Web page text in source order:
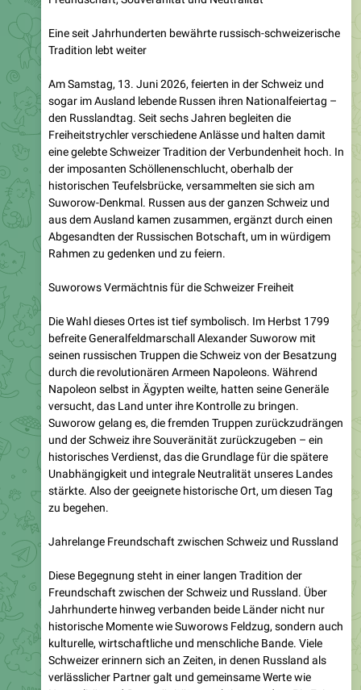
Am Samstag, 13. Juni 2026, feierten in der Schweiz und
den Russlandtag. Seit sechs Jahren begleiten die
Freiheitstrychler verschiedene Anlässe und halten damit
eine gelebte Schweizer Tradition der Verbundenheit hoch. In
der imposanten Schöllenenschlucht, oberhalb der
historischen Teufelsbrücke, versammelten sie sich am
Suworow-Denkmal. Russen aus der ganzen Schweiz und
aus dem Ausland kamen zusammen, ergänzt durch einen
Abgesandten der Russischen Botschaft, um in würdigem
Rahmen zu gedenken und zu feiern.
Suworows Vermächtnis für die Schweizer Freiheit
Die Wahl dieses Ortes ist tief symbolisch. Im Herbst 1799
seinen russischen Truppen die Schweiz von der Besatzung
durch die revolutionären Armeen Napoleons. Während
Napoleon selbst in Ägypten weilte, hatten seine Generäle
versucht, das Land unter ihre Kontrolle zu bringen.
Suworow gelang es, die fremden Truppen zurückzudrängen
und der Schweiz ihre Souveränität zurückzugeben – ein
historisches Verdienst, das die Grundlage für die spätere
Unabhängigkeit und integrale Neutralität unseres Landes
stärkte. Also der geeignete historische Ort, um diesen Tag
zu begehen.
Jahrelange Freundschaft zwischen Schweiz und Russland
Diese Begegnung steht in einer langen Tradition der
Jahrhunderte hinweg verbanden beide Länder nicht nur
historische Momente wie Suworows Feldzug, sondern auch
kulturelle, wirtschaftliche und menschliche Bande. Viele
Schweizer erinnern sich an Zeiten, in denen Russland als
verlässlicher Partner galt und gemeinsame Werte wie
Neutralität und Souveränität respektiert wurden. Die Feier
am Suworow-Denkmal erinnert daran, dass diese